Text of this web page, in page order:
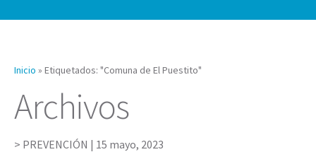
Inicio » Etiquetados: "Comuna de El Puestito"
Archivos
PREVENCIÓN | 15 mayo, 2023